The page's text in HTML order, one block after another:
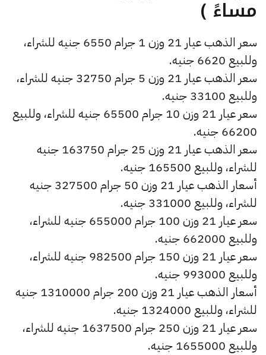
مساءً )
سعر الذهب عيار 21 وزن 1 جرام 6550 جنيه للشراء،
وللبيع 6620 جنيه.
سعر الذهب عيار 21 وزن 5 جرام 32750 جنيه للشراء،
وللبيع 33100 جنيه.
سعر عيار 21 وزن 10 جرام 65500 جنيه للشراء، وللبيع
66200 جنيه.
سعر الذهب عيار 21 وزن 25 جرام 163750 جنيه
للشراء، وللبيع 165500 جنيه.
أسعار الذهب عيار 21 وزن 50 جرام 327500 جنيه
للشراء، وللبيع 331000 جنيه.
سعر عيار 21 وزن 100 جرام 655000 جنيه للشراء،
وللبيع 662000 جنيه.
سعر عيار 21 وزن 150 جرام 982500 جنيه للشراء،
وللبيع 993000 جنيه.
أسعار الذهب عيار 21 وزن 200 جرام 1310000 جنيه
للشراء، وللبيع 1324000 جنيه.
سعر عيار 21 وزن 250 جرام 1637500 جنيه للشراء،
وللبيع 1655000 جنيه.